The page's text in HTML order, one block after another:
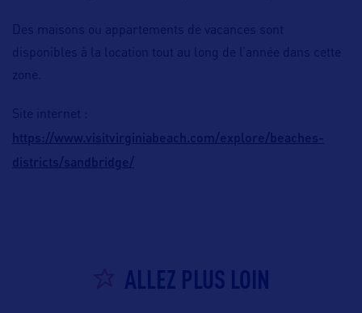
Des maisons ou appartements de vacances sont
disponibles à la location tout au long de l’année dans cette
zone.
Site internet :
https://www.visitvirginiabeach.com/explore/beaches-
districts/sandbridge/
ALLEZ PLUS LOIN